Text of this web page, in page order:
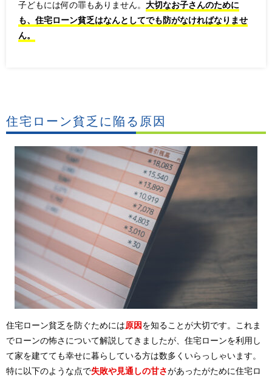
子どもには何の罪もありません。 大切なお子さんのために
も、住宅ローン貧乏はなんとしてでも防がなければなりませ
ん。
住宅ローン貧乏に陥る原因
住宅ローン貧乏を防ぐためには原因 を知ることが大切です。これま
でローンの怖さについて解説してきましたが、住宅ローンを利用し
て家を建てても幸せに暮らしている方は数多くいらっしゃいます。
特に以下のような点で失敗や見通しの甘さがあったがために住宅ロ